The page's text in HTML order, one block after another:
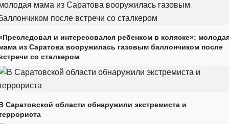
и интересовался ребенком в коляске»:
из Саратова вооружилась газовым баллончиком после
со сталкером
Саратовской области обнаружили экстремиста и